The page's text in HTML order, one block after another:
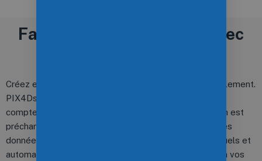
Faites voler votre drone avec
Créez et exécutez des missions en quelques clics seulement.
PIX4Dscan vous guide pour acquérir les données qui
comptent. Développé pour les inspections, PIX4Dscan est
préchargé avec des plans de mission pour collecter des
données exploitables. PIX4Dscan offre des vols manuels et
automatiques. Il automatise la mission pour répondre à vos